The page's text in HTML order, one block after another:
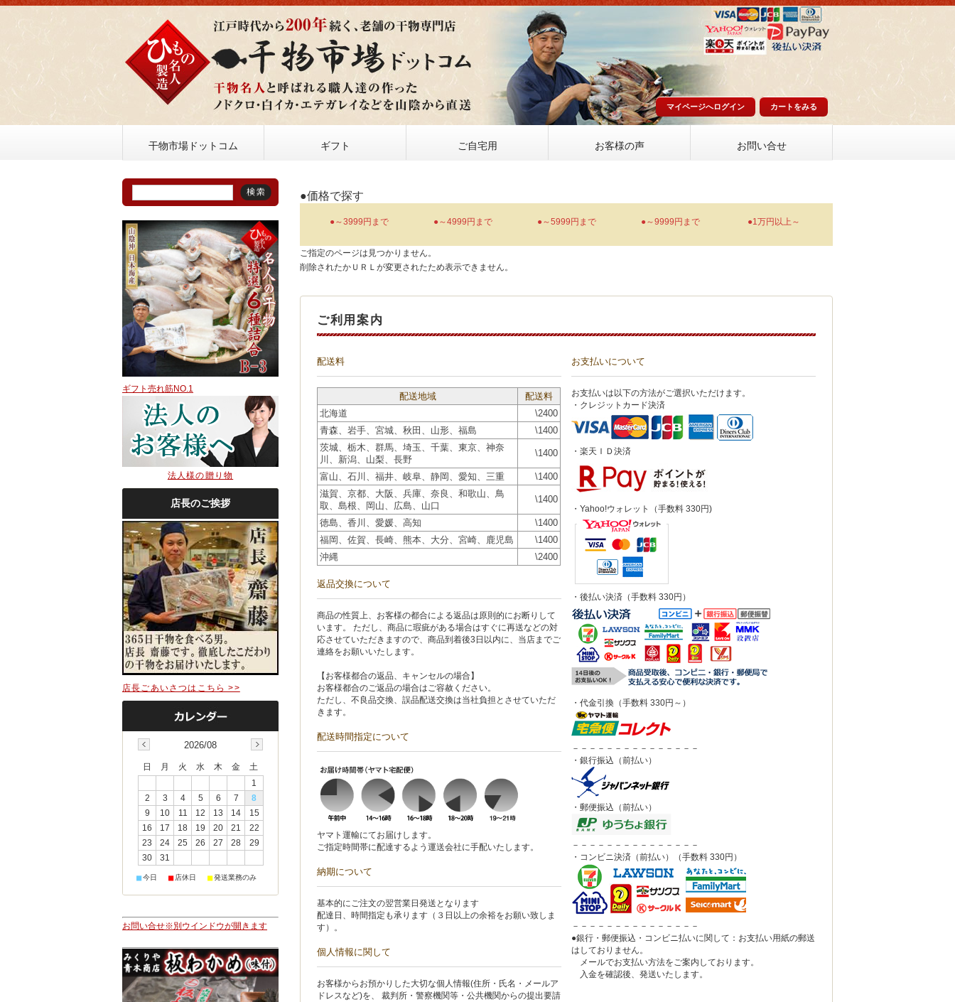
マイページへログイン カートをみる
干物市場ドットコム ギフト ご自宅用 お客様の声 お問い合せ
●価格で探す
●～3999円まで ●～4999円まで ●～5999円まで ●～9999円まで ●1万円以上～
ご指定のページは見つかりません。
削除されたかＵＲＬが変更されたため表示できません。
ご利用案内
配送料
配送地域
配送料
北海道
\2400
青森、岩手、宮城、秋田、山形、福島
\1400
茨城、栃木、群馬、埼玉、千葉、東京、神奈
川、新潟、山梨、長野
\1400
富山、石川、福井、岐阜、静岡、愛知、三重
\1400
滋賀、京都、大阪、兵庫、奈良、和歌山、鳥
取、島根、岡山、広島、山口
\1400
徳島、香川、愛媛、高知
\1400
福岡、佐賀、長崎、熊本、大分、宮崎、鹿児島
\1400
沖縄
\2400
返品交換について
商品の性質上、お客様の都合による返品は原則的にお断りして
います。 ただし、商品に瑕疵がある場合はすぐに再送などの対
応させていただきますので、商品到着後3日以内に、当店までご
連絡をお願いいたします。
【お客様都合の返品、キャンセルの場合】
お客様都合のご返品の場合はご容赦ください。
ただし、不良品交換、誤品配送交換は当社負担とさせていただ
きます。
配送時間指定について
ヤマト運輸にてお届けします。
ご指定時間帯に配達するよう運送会社に手配いたします。
納期について
基本的にご注文の翌営業日発送となります
配達日、時間指定も承ります（３日以上の余裕をお願い致しま
す）。
個人情報に関して
お客様からお預かりした大切な個人情報(住所・氏名・メールア
ドレスなど)を、 裁判所・警察機関等・公共機関からの提出要請
お支払いについて
お支払いは以下の方法がご選択いただけます。
・クレジットカード決済
・楽天ＩＤ決済
・Yahoo!ウォレット（手数料 330円)
・後払い決済（手数料 330円）
・代金引換（手数料 330円～）
－－－－－－－－－－－－－－－
・銀行振込（前払い）
・郵便振込（前払い）
－－－－－－－－－－－－－－－
・コンビニ決済（前払い）（手数料 330円）
－－－－－－－－－－－－－－－
●銀行・郵便振込・コンビニ払いに関して：お支払い用紙の郵送
はしておりません。
メールでお支払い方法をご案内しております。
入金を確認後、発送いたします。
ギフト売れ筋NO.1
法人様の贈り物
店長のご挨拶
店長ごあいさつはこちら >>
2026/08
日 月 火 水 木 金
土
1
2
3 4 5 6 7
8
9
10 11 12 13 14
15
16
17 18 19 20 21
22
23
24 25 26 27 28
29
30
31
■今日 ■ 店休日 ■発送業務のみ
お問い合せ※別ウインドウが開きます